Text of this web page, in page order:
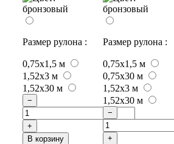
Размер рулона :
0,75х1,5 м
1,52x3 м
1,52x30 м
−
+
В корзину
Размер рулона :
0,75х1,5 м
0,75х30 м
1,52x3 м
1,52x30 м
−
+